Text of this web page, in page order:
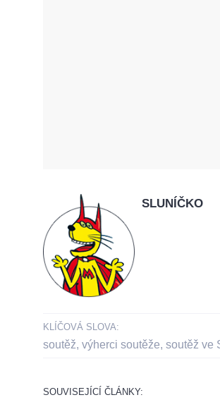
SLUNÍČKO
KLÍČOVÁ SLOVA:
soutěž, výherci soutěže, soutěž ve
SOUVISEJÍCÍ ČLÁNKY: